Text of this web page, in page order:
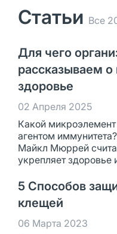
Статьи Все
Для чего
рассказываем о
здоровье
02 Апреля 2025
Какой
агентом
Майкл Мюррей
укрепляет здоровье
5 Способов
клещей
06 Марта 2023